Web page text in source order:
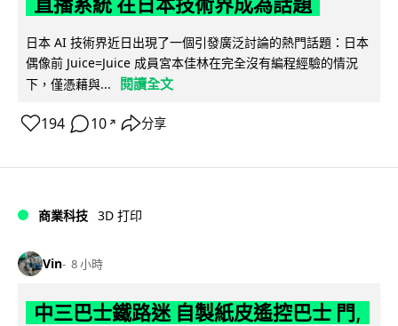
日本 AI 技術界近日出現了一個引發廣泛討論的熱門話題：日本
偶像前 Juice=Juice 成員宮本佳林在完全沒有編程經驗的情況
下，僅憑藉與...
閱讀全文
194 10 ↗ 分享
商業科技 3D 打印
Vin 8 小時
中三巴士鐵路迷 自製紙皮遙控巴士 門,